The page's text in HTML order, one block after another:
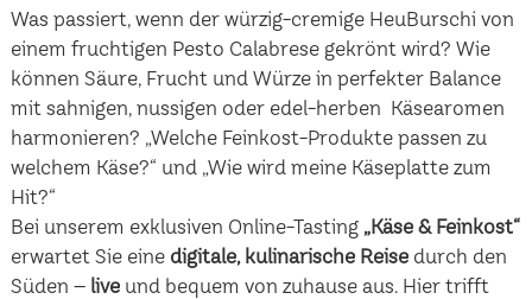
Was passiert, wenn der würzig-cremige HeuBurschi von
einem fruchtigen Pesto Calabrese gekrönt wird? Wie
können Säure, Frucht und Würze in perfekter Balance
mit sahnigen, nussigen oder edel-herben Käsearomen
harmonieren? „Welche Feinkost-Produkte passen zu
welchem Käse?“ und „Wie wird meine Käseplatte zum
Hit?“
Bei unserem exklusiven Online-Tasting „Käse & Feinkost“
erwartet Sie eine digitale, kulinarische Reisedurch den
Süden – live und bequem von zuhause aus. Hier trifft